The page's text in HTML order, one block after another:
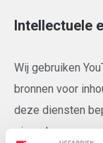
Intellectuele
Wij gebruiken
bronnen voor
deze diensten
eigendommen